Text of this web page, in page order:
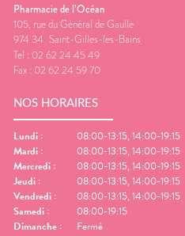
Pharmacie de l’Océan
105, rue du Général de Gaulle
974 34 Saint-Gilles-les-Bains
Tel : 02 62 24 45 49
Fax : 02 62 24 59 70
NOS HORAIRES
Lundi :
08:00-13:15, 14:00-19:15
Mardi :
08:00-13:15, 14:00-19:15
Mercredi :
08:00-13:15, 14:00-19:15
Jeudi :
08:00-13:15, 14:00-19:15
Vendredi :
08:00-13:15, 14:00-19:15
Samedi :
08:00-19:15
Dimanche : Fermé